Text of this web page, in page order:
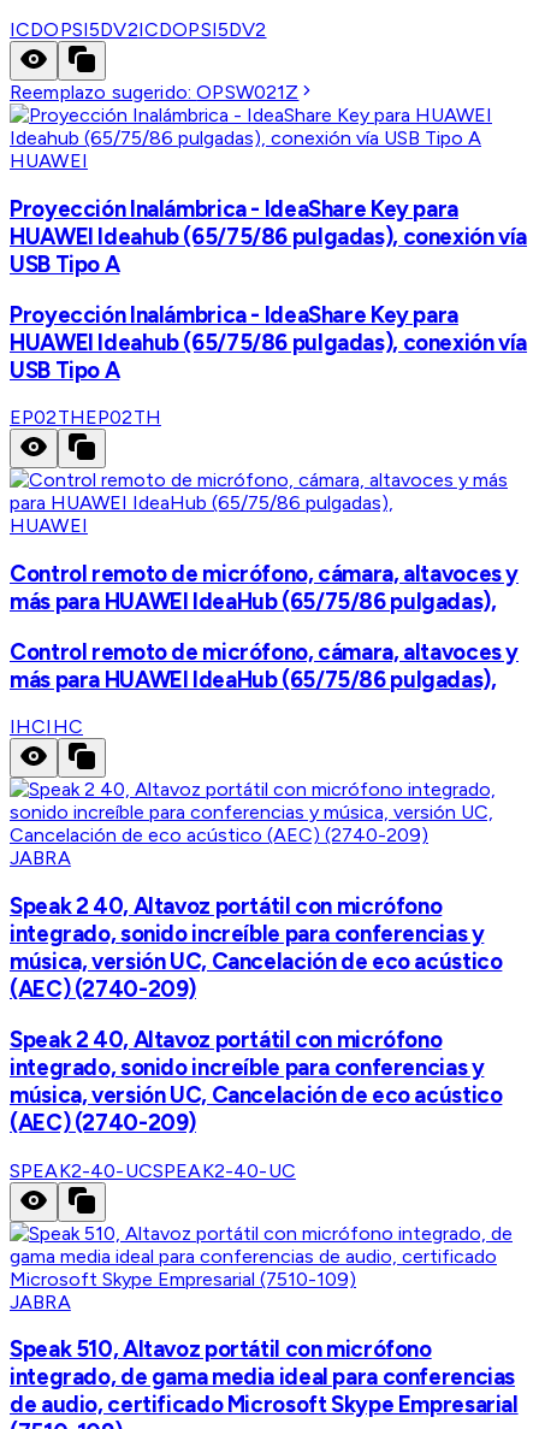
ICDOPSI5DV2ICDOPSI5DV2
Reemplazo sugerido:OPSW021Z
HUAWEI
Proyección Inalámbrica - IdeaShare Key para
HUAWEI Ideahub (65/75/86 pulgadas), conexión vía
USB Tipo A
Proyección Inalámbrica - IdeaShare Key para
HUAWEI Ideahub (65/75/86 pulgadas), conexión vía
USB Tipo A
EP02THEP02TH
HUAWEI
Control remoto de micrófono, cámara, altavoces y
más para HUAWEI IdeaHub (65/75/86 pulgadas),
Control remoto de micrófono, cámara, altavoces y
más para HUAWEI IdeaHub (65/75/86 pulgadas),
IHCIHC
JABRA
Speak 2 40, Altavoz portátil con micrófono
integrado, sonido increíble para conferencias y
música, versión UC, Cancelación de eco acústico
(AEC) (2740-209)
Speak 2 40, Altavoz portátil con micrófono
integrado, sonido increíble para conferencias y
música, versión UC, Cancelación de eco acústico
(AEC) (2740-209)
SPEAK2-40-UCSPEAK2-40-UC
JABRA
Speak 510, Altavoz portátil con micrófono
integrado, de gama media ideal para conferencias
de audio, certificado Microsoft Skype Empresarial